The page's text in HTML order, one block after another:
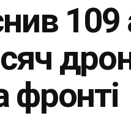
фронті